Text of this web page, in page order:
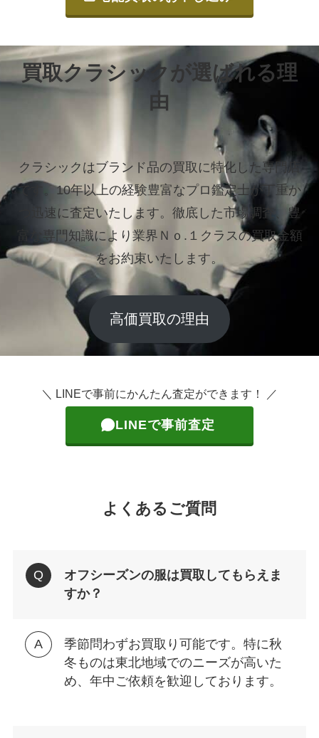
買取クラシックが選ばれる理
由
クラシックはブランド品の買取に特化した専門店
です。10年以上の経験豊富なプロ鑑定士が丁重か
つ迅速に査定いたします。 徹底した市場調査、豊
富な専門知識により業界Ｎｏ.１クラスの買取金額
をお約束いたします。
高価買取の理由
＼ LINEで事前にかんたん査定ができます！ ／
LINEで事前査定
よくあるご質問
オフシーズンの服は買取してもらえま
すか？
季節問わずお買取り可能です。特に秋
冬ものは東北地域でのニーズが高いた
め、年中ご依頼を歓迎しております。